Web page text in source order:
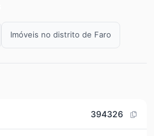
Imóveis no distrito de Faro
394326